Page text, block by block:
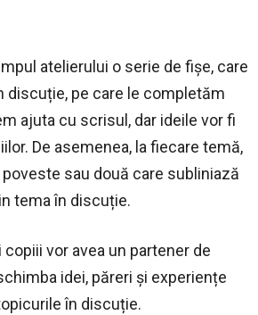
atelierului o serie de fișe, care
discuție, pe care le completăm
ajuta cu scrisul, dar ideile vor fi
De asemenea, la fiecare temă,
sau două care subliniază
tema în discuție.
vor avea un partener de
idei, păreri și experiențe
în discuție.